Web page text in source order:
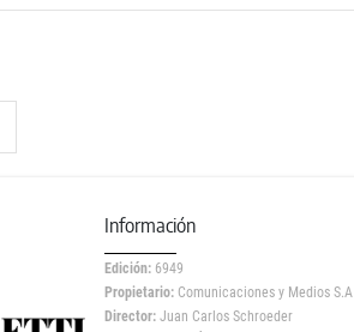
Información
Edición: 6949
Propietario: Comunicaciones y Medios S.A
Director: Juan Carlos Schroeder